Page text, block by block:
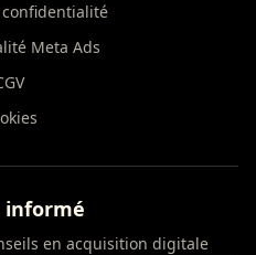
Meta Ads
informé
en acquisition digitale